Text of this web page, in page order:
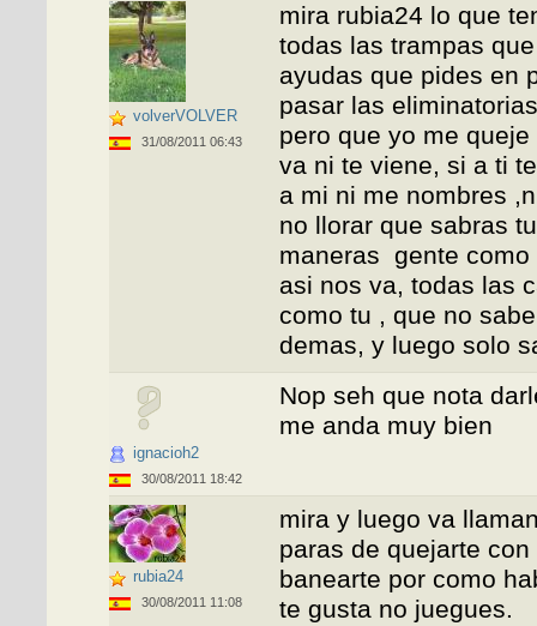
volverVOLVER
31/08/2011 06:43
mira rubia24 lo que
todas las trampas
ayudas que pides en
pasar las
pero que yo me
va ni te viene, si a ti
a mi ni me nombres
no llorar que sabras
maneras gente como
asi nos va, todas
como tu , que no
demas, y luego solo
ignacioh2
30/08/2011 18:42
Nop seh que nota
me anda muy bien
rubia24
30/08/2011 11:08
mira y luego va
paras de quejarte
banearte por como
te gusta no juegues.